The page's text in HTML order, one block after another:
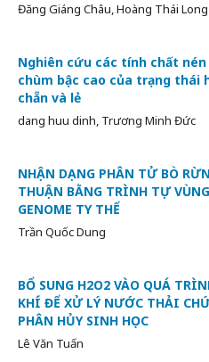
Đăng Giáng Châu, Hoàng Thái Long
Nghiên cứu các tính chất
chùm bậc cao của trạng thái
chẵn và lẻ
dang huu dinh, Trương Minh Đức
NHẬN DẠNG PHÂN TỬ BÒ
THUẬN BẰNG TRÌNH TỰ
GENOME TY THỂ
Trần Quốc Dung
BỔ SUNG H2O2 VÀO QUÁ
KHÍ ĐỂ XỬ LÝ NƯỚC THẢI
PHÂN HỦY SINH HỌC
Lê Văn Tuấn